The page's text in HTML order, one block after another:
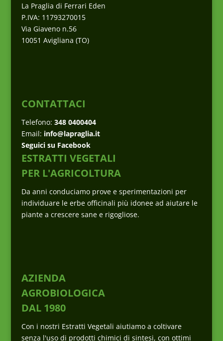
La Praglia di Ferrari Eden
P.IVA: 11793270015
Via Giaveno n.56
10051 Avigliana (TO)
CONTATTACI
Telefono: 348 0400404
Email: info@lapraglia.it
Seguici su Facebook
ESTRATTI VEGETALI
PER L'AGRICOLTURA
Da anni conduciamo prove e sperimentazioni per
individuare le erbe officinali più idonee ad aiutare le
piante a crescere sane e rigogliose.
AZIENDA
AGROBIOLOGICA
DAL 1980
Con i nostri Estratti Vegetali aiutiamo a coltivare
senza l'uso di prodotti chimici di sintesi, con ottimi